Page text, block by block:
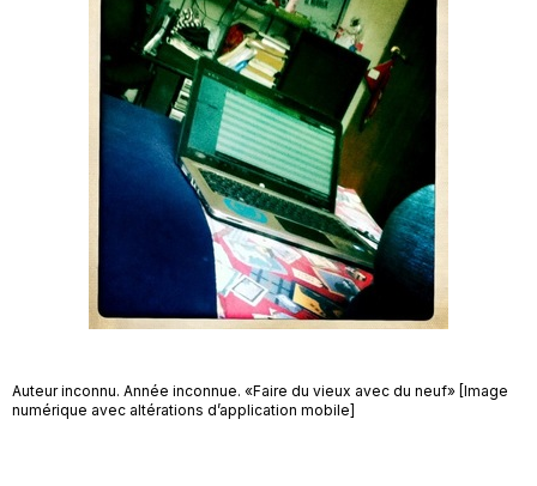
Auteur inconnu. Année inconnue. «Faire du vieux avec du neuf» [Image
numérique avec altérations d’application mobile]